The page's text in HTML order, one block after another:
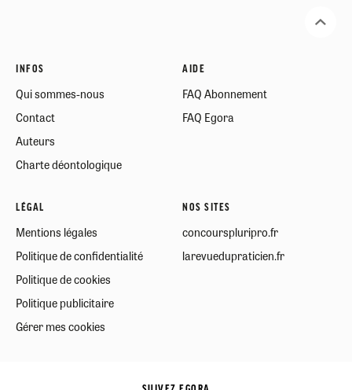
INFOS
Qui sommes-nous
Contact
Auteurs
Charte déontologique
AIDE
FAQ Abonnement
FAQ Egora
LÉGAL
Mentions légales
Politique de confidentialité
Politique de cookies
Politique publicitaire
Gérer mes cookies
NOS SITES
concourspluripro.fr
larevuedupraticien.fr